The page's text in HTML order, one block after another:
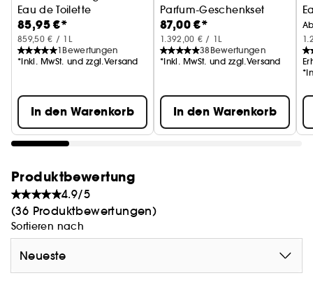
Eau de Toilette
85,95 €*
859,50 € / 1L
1 Bewertungen
*Inkl. MwSt. und zzgl.Versand
In den Warenkorb
Parfum-Geschenkset
87,00 €*
1.392,00 € / 1L
38 Bewertungen
*Inkl. MwSt. und zzgl.Versand
In den Warenkorb
Produktbewertung
4.9/5
(36 Produktbewertungen)
Sortieren nach
Neueste